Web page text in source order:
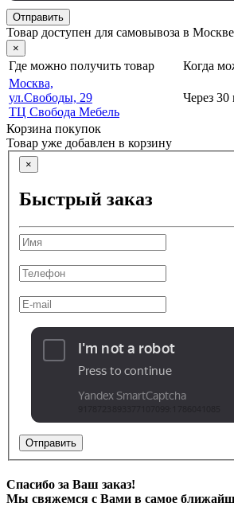
Отправить
Товар доступен для самовывоза в Москве
×
Где можно получить товар
Когда
Москва,
ул.Свободы, 29
ТЦ Свобода Мебель
Через
Корзина покупок
Товар уже добавлен в корзину
×
Быстрый заказ
Отправить
Спасибо за Ваш заказ!
Мы свяжемся с Вами в самое